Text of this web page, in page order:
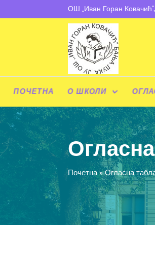
ОШ „Иван Горан
ПОЧЕТНА О ШКОЛИ
Почетна»Огласна